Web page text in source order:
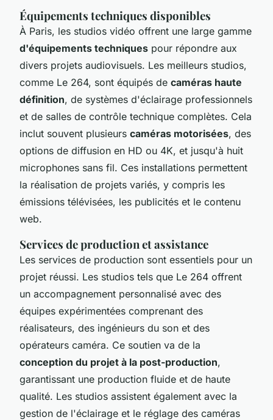
Équipements techniques disponibles
À Paris, les studios vidéo offrent une large gamme
d'équipements techniques pour répondre aux
divers projets audiovisuels. Les meilleurs studios,
comme Le 264, sont équipés de caméras haute
définition, de systèmes d'éclairage professionnels
et de salles de contrôle technique complètes. Cela
inclut souvent plusieurs caméras motorisées, des
options de diffusion en HD ou 4K, et jusqu'à huit
microphones sans fil. Ces installations permettent
la réalisation de projets variés, y compris les
émissions télévisées, les publicités et le contenu
web.
Services de production et assistance
Les services de production sont essentiels pour un
projet réussi. Les studios tels que Le 264 offrent
un accompagnement personnalisé avec des
équipes expérimentées comprenant des
réalisateurs, des ingénieurs du son et des
opérateurs caméra. Ce soutien va de la
conception du projet à la post-production,
garantissant une production fluide et de haute
qualité. Les studios assistent également avec la
gestion de l'éclairage et le réglage des caméras